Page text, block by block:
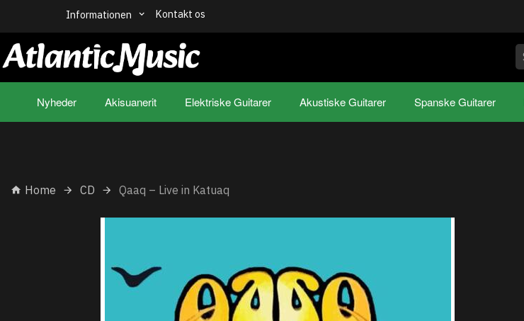
Informationen Kontakt os
Nyheder Akisuanerit Elektriske Guitarer Akustiske Guitarer Spanske Guitarer
Home CD Qaaq – Live in Katuaq